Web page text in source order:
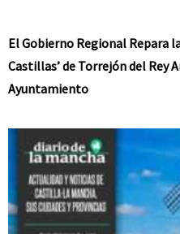
El Gobierno Regional Repara
Castillas’ de Torrejón del Rey
Ayuntamiento